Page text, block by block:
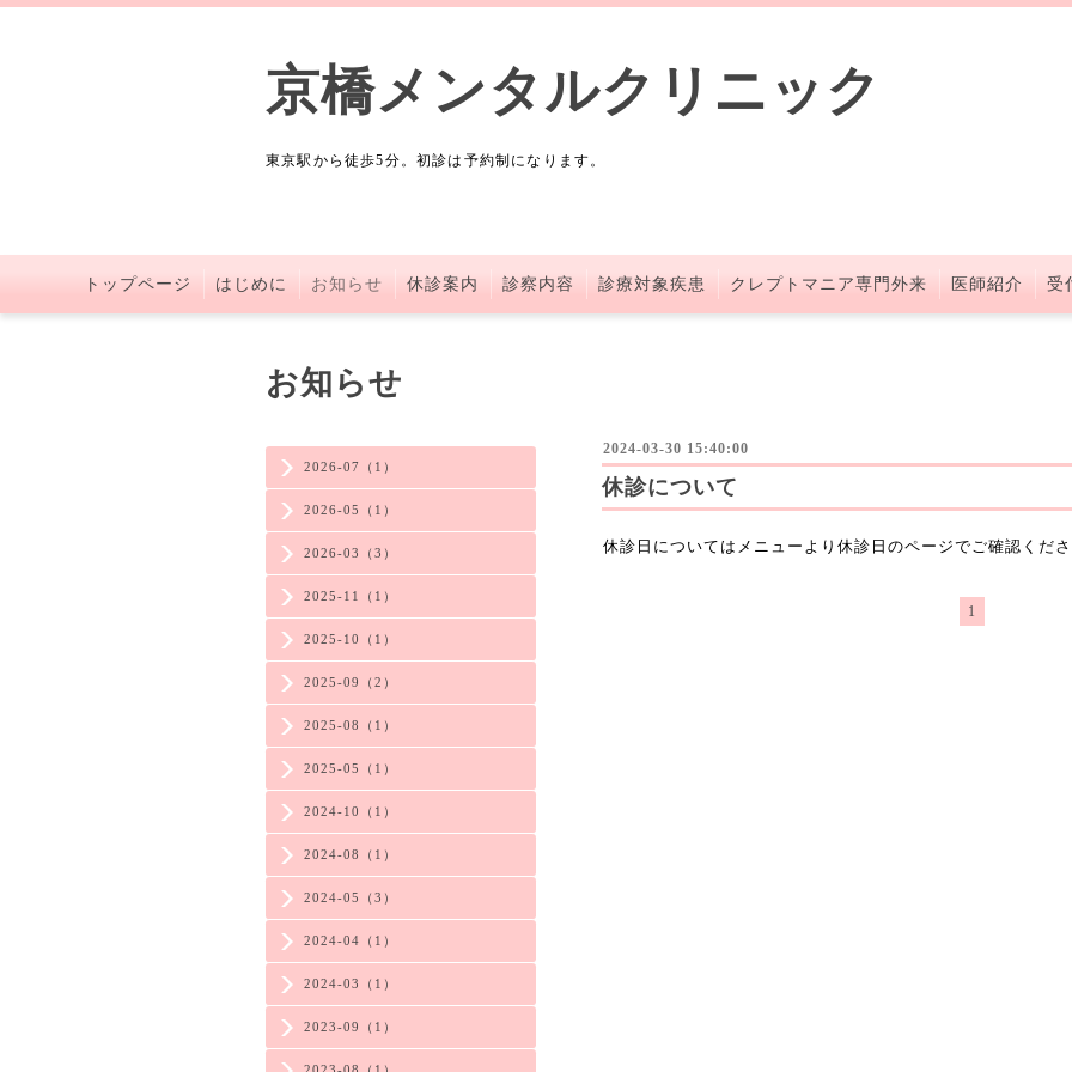
京橋メンタルクリニック
東京駅から徒歩5分。初診は予約制になります。
トップページ はじめに お知らせ 休診案内 診察内容 診療対象疾患 クレプトマニア専門外来 医師紹介 受
2026-07（1）
2026-05（1）
2026-03（3）
2025-11（1）
2025-10（1）
2025-09（2）
2025-08（1）
2025-05（1）
2024-10（1）
2024-08（1）
2024-05（3）
2024-04（1）
2024-03（1）
2023-09（1）
お知らせ
2024-03-30 15:40:00
休診について
休診日についてはメニューより休診日のページでご確認くだ
1